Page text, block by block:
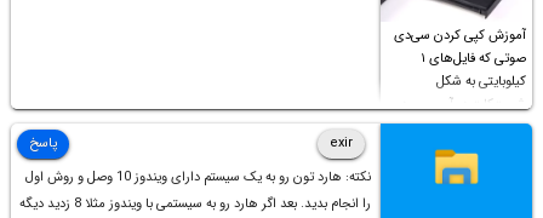
آموزش کپی کردن سی‌دی
صوتی که فایل‌های ۱
کیلوبایتی به شکل
شورت‌کات در آن موجود
است!
exir
نکته: هارد تون رو به یک سیستم دارای ویندوز 10 وصل و روش اول
را انجام بدید. بعد اگر هارد رو به سیستمی با ویندوز مثلا 8 زدید دیگه
پاسخ